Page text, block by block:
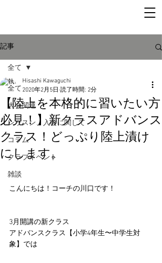
記事
全て
大会関連
レッスン、入会に関して
コラム
クラブイベント
雑談
全て
【陸上を本格的に習いたい方
必見！】新クラスアドバンス
クラス！どっぷり陸上漬け
にします。
Hisashi Kawaguchi
2020年2月5日 読了時間: 2分
こんにちは！コーチの川口です！
3月開講の新クラス
アドバンスクラス【小学4年生〜中学生対
象】では